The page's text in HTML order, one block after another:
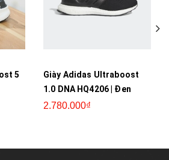
5
Giày Adidas Ultraboost
1.0 DNA HQ4206 | Đen
2.780.000₫